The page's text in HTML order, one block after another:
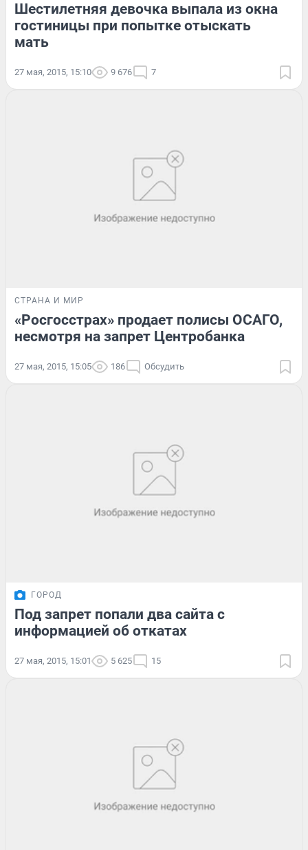
Шестилетняя девочка выпала из окна
гостиницы при попытке отыскать
мать
27 мая, 2015, 15:10 9 676 7
СТРАНА И МИР
«Росгосстрах» продает полисы ОСАГО,
несмотря на запрет Центробанка
27 мая, 2015, 15:05 186 Обсудить
ГОРОД
Под запрет попали два сайта с
информацией об откатах
27 мая, 2015, 15:01 5 625 15